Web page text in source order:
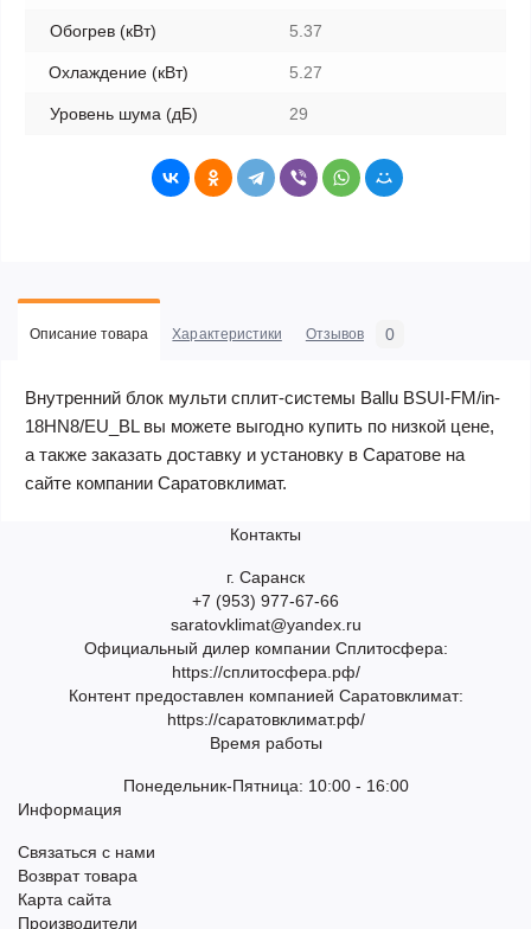
Обогрев (кВт) 5.37
Охлаждение (кВт) 5.27
Уровень шума (дБ) 29
Описание товара Характеристики Отзывов 0
Внутренний блок мульти сплит-системы Ballu BSUI-FM/in-
18HN8/EU_BL вы можете выгодно купить по низкой цене,
а также заказать доставку и установку в Саратове на
сайте компании Саратовклимат.
Контакты
г. Саранск
+7 (953) 977-67-66
saratovklimat@yandex.ru
Официальный дилер компании Сплитосфера:
https://сплитосфера.рф/
Контент предоставлен компанией Саратовклимат:
https://саратовклимат.рф/
Время работы
Понедельник-Пятница: 10:00 - 16:00
Информация
Связаться с нами
Возврат товара
Карта сайта
Производители